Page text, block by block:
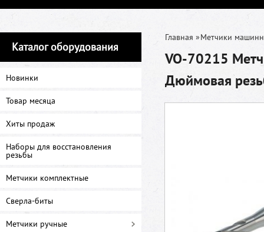
Каталог оборудования
Новинки
Товар месяца
Хиты продаж
Наборы для восстановления
резьбы
Метчики комплектные
Сверла-биты
Метчики ручные
Главная »Метчики
VO-70215
Дюймовая